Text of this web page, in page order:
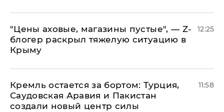
​"Цены аховые, магазины пустые", — Z-
блогер раскрыл тяжелую ситуацию в
Крыму
12:25
​Кремль остается за бортом: Турция,
Саудовская Аравия и Пакистан
создали новый центр силы
11:58